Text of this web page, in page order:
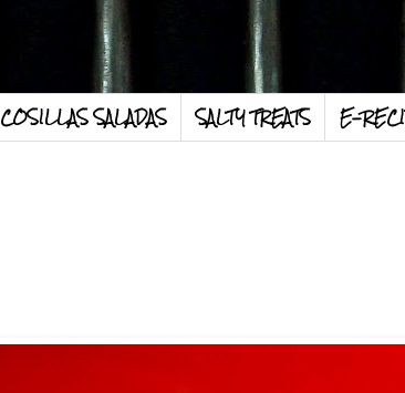
COSILLAS SALADAS SALTY TREATS E-